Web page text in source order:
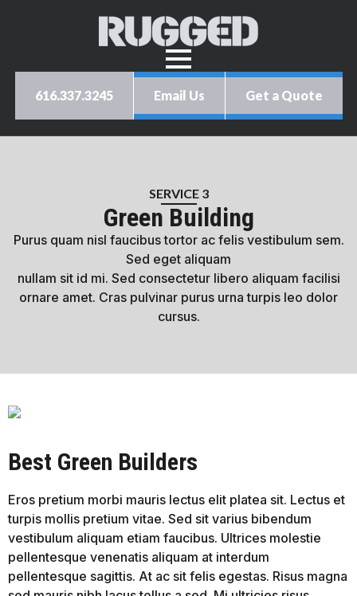
616.337.3245 Email Us Get a Quote
SERVICE 3
Green Building
Purus quam nisl faucibus tortor ac felis vestibulum sem.
Sed eget aliquam
nullam sit id mi. Sed consectetur libero aliquam facilisi
ornare amet. Cras pulvinar purus urna turpis leo dolor
cursus.
Best Green Builders
Eros pretium morbi mauris lectus elit platea sit. Lectus et
turpis mollis pretium vitae. Sed sit varius bibendum
vestibulum aliquam etiam faucibus. Ultrices molestie
pellentesque venenatis aliquam at interdum
pellentesque sagittis. At ac sit felis egestas. Risus magna